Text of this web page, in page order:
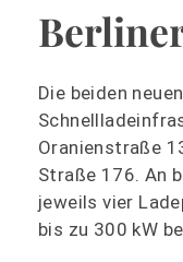
Die beiden
Oranienstraße
Straße 176. An
jeweils vier
bis zu 300 kW